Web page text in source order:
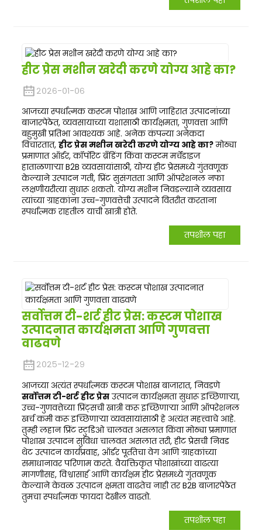
हीट प्रेस मशीन खरेदी करणे योग्य आहे का?
२०२६-०१-०६
आजच्या स्पर्धात्मक कस्टम पोशाख आणि जाहिरात उत्पादनांच्या
बाजारपेठेत, व्यवसायाच्या यशासाठी कार्यक्षमता, गुणवत्ता आणि
बहुमुखी प्रतिभा आवश्यक आहे. अनेक कंपन्या अनेकदा
विचारतात, हीट प्रेस मशीन खरेदी करणे योग्य आहे का?मोठ्या
प्रमाणात ऑर्डर, कॉर्पोरेट ब्रँडिंग किंवा कस्टम मर्चेंडाइज
हाताळणाऱ्या B2B व्यवसायांसाठी, योग्य हीट प्रेसमध्ये गुंतवणूक
केल्याने उत्पादन गती, प्रिंट सुसंगतता आणि ऑपरेशनल नफा
लक्षणीयरीत्या सुधारू शकतो. योग्य मशीन निवडल्याने व्यवसाय
त्यांच्या ग्राहकांना उच्च-गुणवत्तेची उत्पादने वितरीत करताना
स्पर्धात्मक राहतील याची खात्री होते.
तपशील पहा
सर्वोत्तम टी-शर्ट हीट प्रेस: ​​कस्टम पोशाख
उत्पादनात कार्यक्षमता आणि गुणवत्ता
वाढवणे
२०२५-१२-२९
आजच्या अत्यंत स्पर्धात्मक कस्टम पोशाख बाजारात, निवडणे
सर्वोत्तम टी-शर्ट हीट प्रेसउत्पादन कार्यक्षमता सुधारू इच्छिणाऱ्या,
उच्च-गुणवत्तेच्या प्रिंट्सची खात्री करू इच्छिणाऱ्या आणि ऑपरेशनल
खर्च कमी करू इच्छिणाऱ्या व्यवसायांसाठी हे अत्यंत महत्त्वाचे आहे.
तुम्ही लहान प्रिंट स्टुडिओ चालवत असलात किंवा मोठ्या प्रमाणात
पोशाख उत्पादन सुविधा चालवत असलात तरी, हीट प्रेसची निवड
थेट उत्पादन कार्यप्रवाह, ऑर्डर पूर्ततेचा वेग आणि ग्राहकांच्या
समाधानावर परिणाम करते. वैयक्तिकृत पोशाखांच्या वाढत्या
मागणीसह, विश्वासार्ह आणि कार्यक्षम हीट प्रेसमध्ये गुंतवणूक
केल्याने केवळ उत्पादन क्षमता वाढतेच नाही तर B2B बाजारपेठेत
तुमचा स्पर्धात्मक फायदा देखील वाढतो.
तपशील पहा